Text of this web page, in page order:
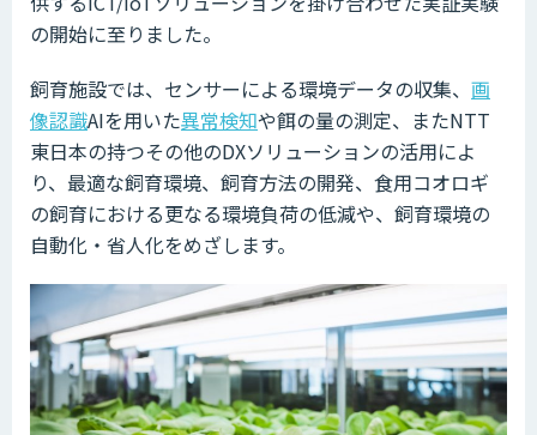
の開始に至りました。
飼育施設では、センサーによる環境データの収集、 画
像認識AIを用いた異常検知や餌の量の測定、またNTT
東日本の持つその他のDXソリューションの活用によ
り、最適な飼育環境、飼育方法の開発、食用コオロギ
の飼育における更なる環境負荷の低減や、飼育環境の
自動化・省人化をめざします。